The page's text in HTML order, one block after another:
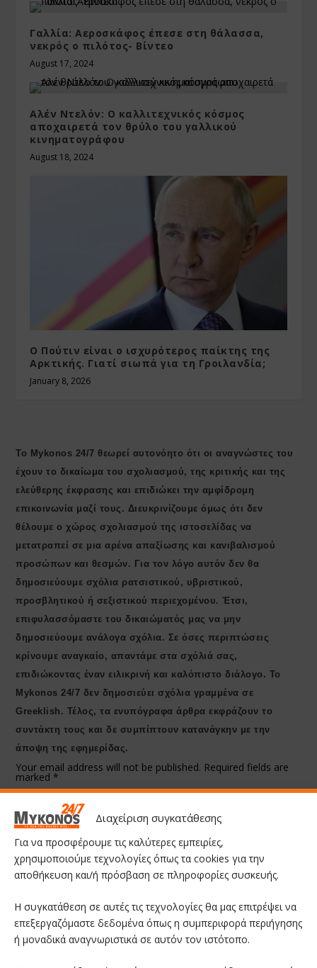
Διαχείριση συγκατάθεσης
Για να προσφέρουμε τις καλύτερες εμπειρίες,
χρησιμοποιούμε τεχνολογίες όπως τα cookies για την
αποθήκευση και/ή πρόσβαση σε πληροφορίες συσκευής.
Η συγκατάθεση σε αυτές τις τεχνολογίες θα μας επιτρέψει να
επεξεργαζόμαστε δεδομένα όπως η συμπεριφορά περιήγησης
ή μοναδικά αναγνωριστικά σε αυτόν τον ιστότοπο.
Γαλλία: Aεροσκάφος έπεσε στη θάλασσα,
νεκρός ο πιλότος- Βίντεο
August 17, 2024
Αλέν Ντελόν: Ο καλλιτεχνικός κόσμος
αποχαιρετά τον θρύλο του γαλλικού
κινηματογράφου
August 18, 2024
Ο Πούτιν είναι ο ισχυρότερος παίκτης της
Αρκτικής. Γιατί σιωπά για τη Γροιλανδία;
January 8, 2026
Το Mykonos 24/7 θεωρεί αυτονόητο ότι οι αναγνώστες του
έχουν το δικαίωμα του σχολιασμού, της κριτικής και της
ελεύθερης έκφρασης και επιδιώκει την αμφίδρομη
επικοινωνία μαζί τους. Διευκρινίζουμε όμως ότι δεν
θέλουμε ο χώρος σχολιασμού της ιστοσελίδας να
μετατραπεί σε μια αρένα απαξίωσης και κανιβαλισμού
προσώπων και θεσμών. Για τον λόγο αυτόν δεν θα
δημοσιεύουμε σχόλια ρατσιστικού, υβριστικού,
προσβλητικού ή σεξιστικού περιεχομένου. Έτσι,
επιφυλασσόμαστε του δικαιώματός μας να μην
δημοσιεύουμε ανάλογα σχόλια. Σε όσες περιπτώσεις
κρίνουμε αναγκαίο, απαντάμε στα σχόλιά σας,
επιδιώκοντας έναν ειλικρινή και καλόπιστο διάλογο. Το
Μykonos 24/7 δεν δημοσιεύει σχόλια γραμμένα σε
Greeklish. Τέλος, τα ενυπόγραφα άρθρα εκφράζουν το
συντάκτη τους και δε συμπίπτουν κατανάγκην με την
άποψη της εφημερίδας.
Your email address will not be published. Required fields are
marked *